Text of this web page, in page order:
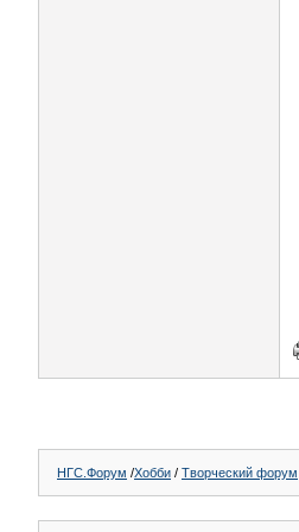
НГС.Форум /Хобби / Творческий форум